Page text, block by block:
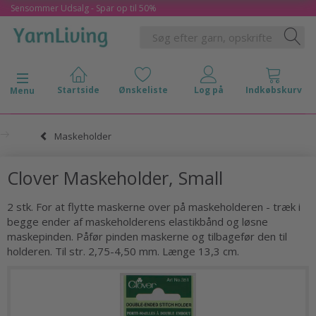
Sensommer Udsalg - Spar op til 50%
Skifte navigation
Menu
Maskeholder
Clover Maskeholder, Small
2 stk. For at flytte maskerne over på maskeholderen - træk i
begge ender af maskeholderens elastikbånd og løsne
maskepinden. Påfør pinden maskerne og tilbagefør den til
holderen. Til str. 2,75-4,50 mm. Længe 13,3 cm.